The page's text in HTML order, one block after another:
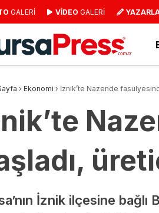
GALERİ VİDEO GALERİ
› Ekonomi › İznik’te Nazende
İznik ilçesine